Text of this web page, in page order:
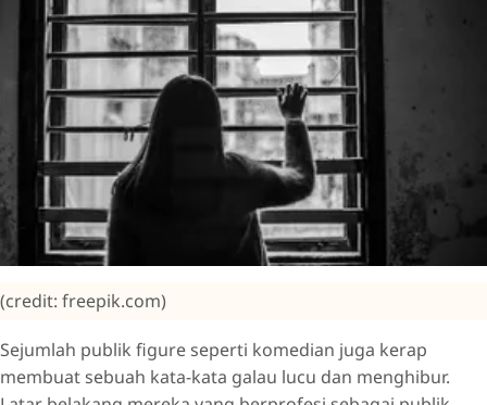
(credit: freepik.com)
Sejumlah publik figure seperti komedian juga kerap
membuat sebuah kata-kata galau lucu dan menghibur.